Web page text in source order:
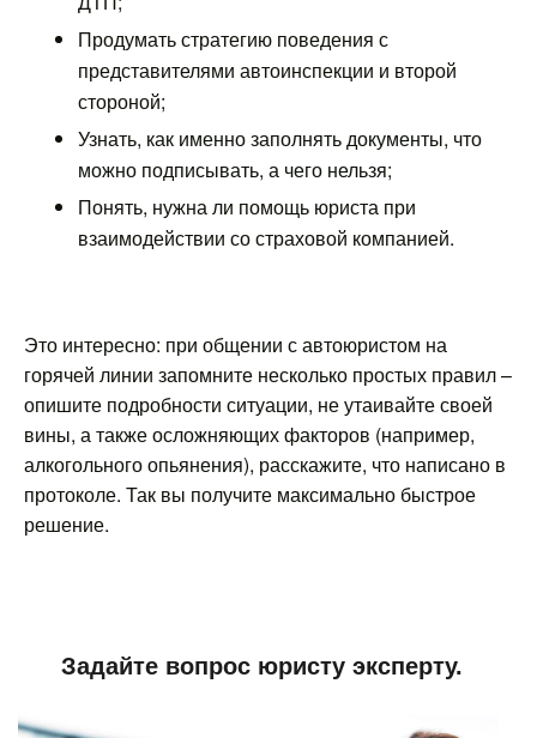
Продумать стратегию поведения с
представителями автоинспекции и второй
стороной;
Узнать, как именно заполнять документы, что
можно подписывать, а чего нельзя;
Понять, нужна ли помощь юриста при
взаимодействии со страховой компанией.
Это интересно: при общении с автоюристом на
горячей линии запомните несколько простых правил –
опишите подробности ситуации, не утаивайте своей
вины, а также осложняющих факторов (например,
алкогольного опьянения), расскажите, что написано в
протоколе. Так вы получите максимально быстрое
решение.
Задайте вопрос юристу эксперту.